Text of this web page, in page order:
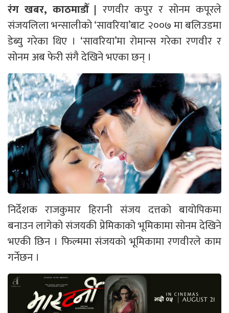
रंग खबर, काठमाडौँ | रणवीर कपुर र सोनम कपूरले
संजयलिला भन्सालीको ‘सावरिया’बाट २००७ मा बलिउडमा
डेब्यु गरेका थिए । ‘सावरिया’मा रोमान्स गरेका रणवीर र
सोनम अब फेरी संगै देखिने भएका छन् ।
निर्देशक राजकुमार हिरानी संजय दत्तको बायोपिकमा
बनाउन लागेको संजयकी प्रेमिकाको भूमिकामा सोनम देखिने
भएकी छिन । फिल्ममा संजयको भूमिकामा रणवीरले काम
गर्नेछन ।